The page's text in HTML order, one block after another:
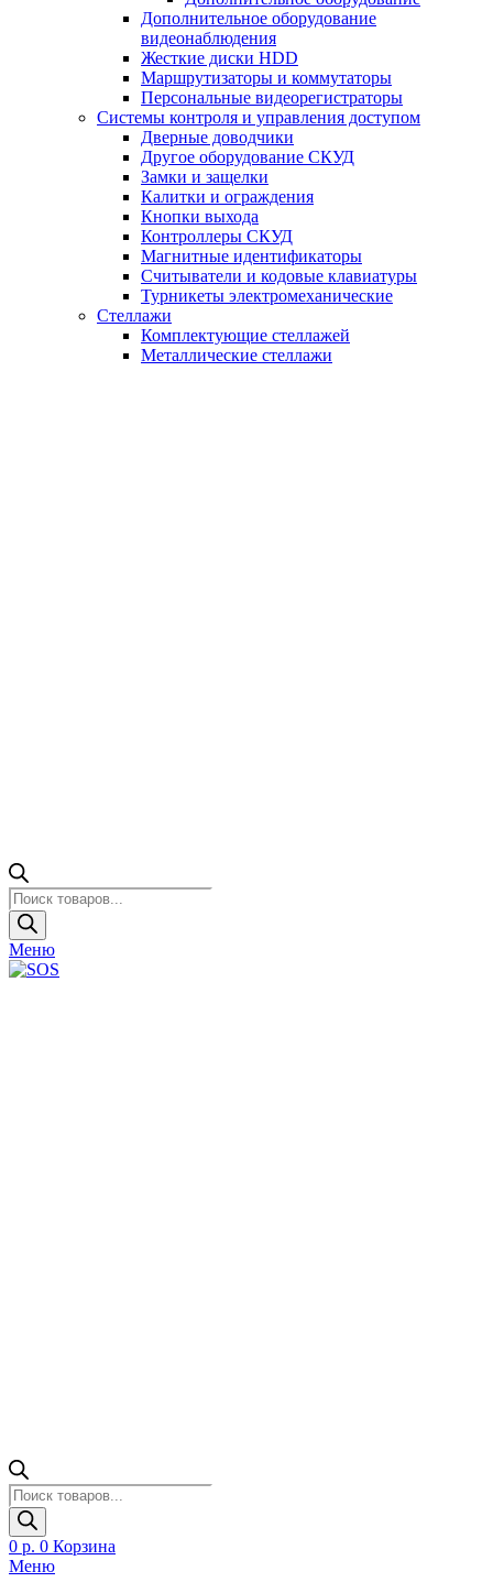
Дополнительное оборудование
видеонаблюдения
Жесткие диски HDD
Маршрутизаторы и коммутаторы
Персональные видеорегистраторы
Системы контроля и управления доступом
Дверные доводчики
Другое оборудование СКУД
Замки и защелки
Калитки и ограждения
Кнопки выхода
Контроллеры СКУД
Магнитные идентификаторы
Считыватели и кодовые клавиатуры
Турникеты электромеханические
Стеллажи
Комплектующие стеллажей
Металлические стеллажи
Поиск
товаров
Меню
Поиск
товаров
0 р. 0 Корзина
Меню